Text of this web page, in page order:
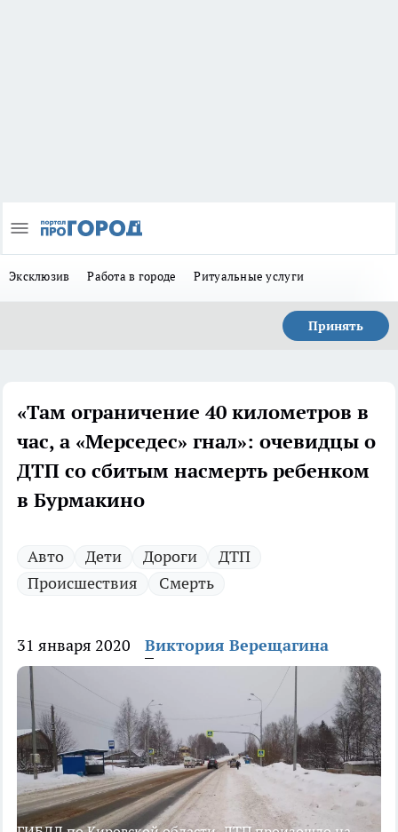
Эксклюзив Работа в городе Ритуальные услуги
Принять
«Там ограничение 40 километров в
час, а «Мерседес» гнал»: очевидцы о
ДТП со сбитым насмерть ребенком
в Бурмакино
Авто Дети Дороги
ДТП
Происшествия
Смерть
31 января 2020 Виктория Верещагина